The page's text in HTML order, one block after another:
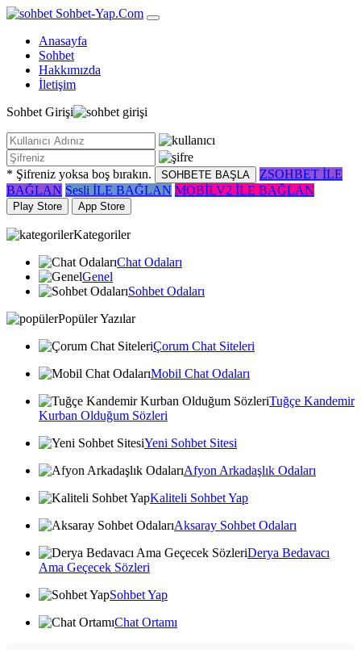
Sohbet-Yap.Com
Anasayfa
Sohbet
Hakkımızda
İletişim
Sohbet Girişi
* Şifreniz yoksa boş bırakın. SOHBETE BAŞLA
ZSOHBET İLE
BAĞLAN Sesli İLE BAĞLAN MOBİLV2 İLE BAĞLAN
Play Store App Store
Kategoriler
Chat Odaları
Genel
Sohbet Odaları
Popüler Yazılar
Çorum Chat Siteleri
Mobil Chat Odaları
Tuğçe Kandemir
Kurban Olduğum Sözleri
Yeni Sohbet Sitesi
Afyon Arkadaşlık Odaları
Kaliteli Sohbet Yap
Aksaray Sohbet Odaları
Derya Bedavacı
Ama Geçecek Sözleri
Sohbet Yap
Chat Ortamı